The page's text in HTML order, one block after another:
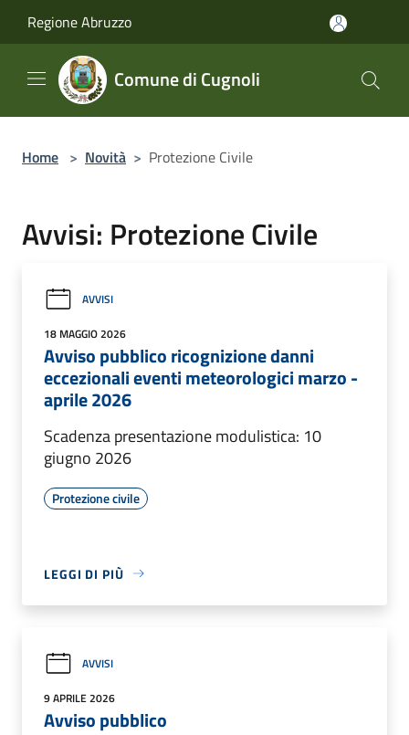
Regione Abruzzo
Comune di Cugnoli
Home > Novità > Protezione Civile
Avvisi: Protezione Civile
AVVISI
18 MAGGIO 2026
Avviso pubblico ricognizione danni
eccezionali eventi meteorologici marzo -
aprile 2026
Scadenza presentazione modulistica: 10
giugno 2026
Protezione civile
LEGGI DI PIÙ
AVVISI
9 APRILE 2026
Avviso pubblico